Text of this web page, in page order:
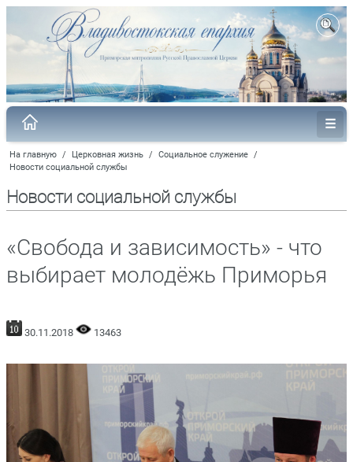
На главную / Церковная жизнь / Социальное служение /
Новости социальной службы
Новости социальной службы
«Свобода и зависимость» - что
выбирает молодёжь Приморья
30.11.2018 13463